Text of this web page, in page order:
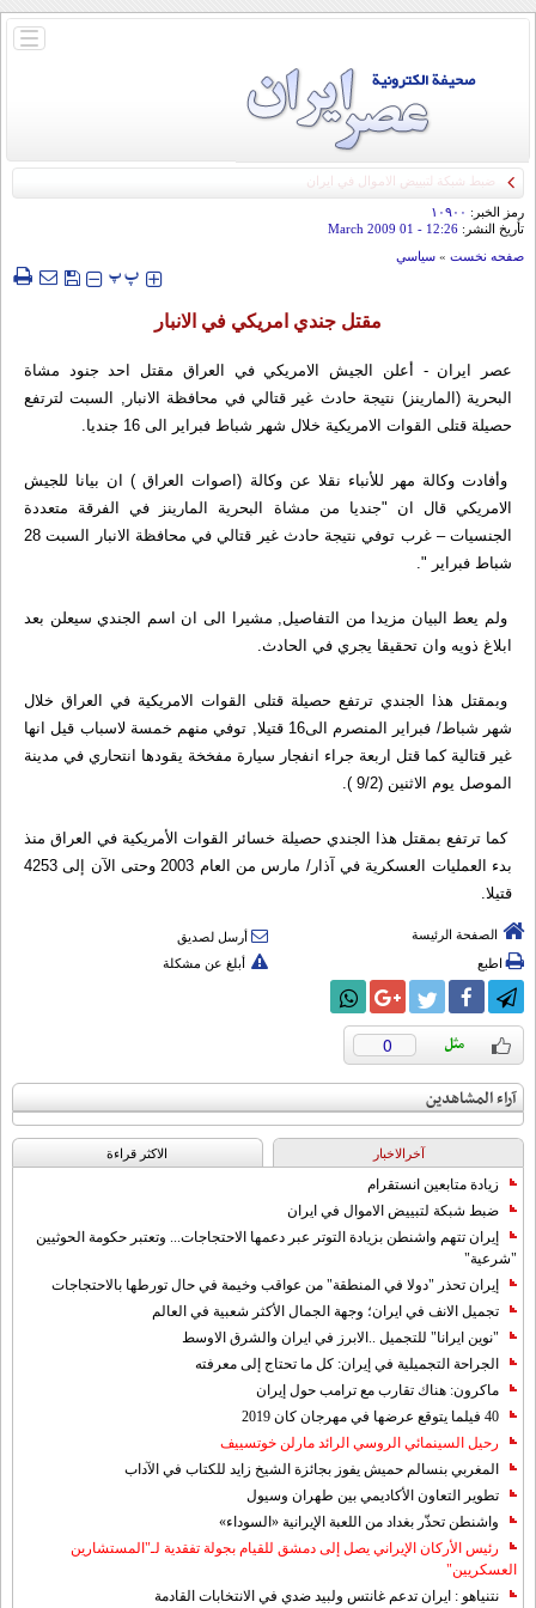
باز
رمز الخبر: ۱۰۹۰۰
تأريخ النشر: 12:26
- 01 March 2009
صفحه نخست » سياسي
‍‍‍ پپ
مقتل جندي امريكي في الانبار
عصر ایران - أعلن الجيش الامريكي في العراق مقتل احد جنود مشاة
البحرية (المارينز) نتيجة حادث غير قتالي في محافظة الانبار, السبت لترتفع
حصيلة قتلى القوات الامريكية خلال شهر شباط فبراير الى 16 جنديا.
وأفادت وكالة مهر للأنباء نقلا عن وكالة (اصوات العراق ) ان بيانا للجيش
الامريكي قال ان "جنديا من مشاة البحرية المارينز في الفرقة متعددة
الجنسيات – غرب توفي نتيجة حادث غير قتالي في محافظة الانبار السبت 28
شباط فبراير ".
ولم يعط البيان مزيدا من التفاصيل, مشيرا الى ان اسم الجندي سيعلن بعد
ابلاغ ذويه وان تحقيقا يجري في الحادث.
وبمقتل هذا الجندي ترتفع حصيلة قتلى القوات الامريكية في العراق خلال
شهر شباط/ فبراير المنصرم الى16 قتيلا, توفي منهم خمسة لاسباب قيل انها
غير قتالية كما قتل اربعة جراء انفجار سيارة مفخخة يقودها انتحاري في مدينة
الموصل يوم الاثنين (9/2 ).
كما ترتفع بمقتل هذا الجندي حصيلة خسائر القوات الأمريكية في العراق منذ
بدء العمليات العسكرية في آذار/ مارس من العام 2003 وحتى الآن إلى 4253
قتيلا.
الصفحة الرئيسة
أرسل لصديق
اطبع
أبلغ عن مشكلة
0
آراء المشاهدين
آخرالاخبار الاکثر قراءة
زيادة متابعين انستقرام
ضبط شبكة لتبييض الاموال في ايران
إيران تتهم واشنطن بزيادة التوتر عبر دعمها الاحتجاجات... وتعتبر حكومة الحوثيين
"شرعية"
إيران تحذر "دولا في المنطقة" من عواقب وخيمة في حال تورطها بالاحتجاجات
تجميل الانف في ايران؛ وجهة الجمال الأكثر شعبية في العالم
"نوين ايرانا" للتجميل ..الابرز في ايران والشرق الاوسط
الجراحة التجميلية في إيران: كل ما تحتاج إلى معرفته
ماكرون: هناك تقارب مع ترامب حول إيران
40 فيلما يتوقع عرضها في مهرجان كان 2019
رحيل السينمائي الروسي الرائد مارلن خوتسييف
المغربي بنسالم حميش يفوز بجائزة الشيخ زايد للكتاب في الآداب
تطوير التعاون الأكاديمي بين طهران وسيول
واشنطن تحذّر بغداد من اللعبة الإيرانية «السوداء»
رئيس الأركان الإيراني يصل إلى دمشق للقيام بجولة تفقدية لـ"المستشارين
العسكريين"
نتنياهو : ايران تدعم غانتس ولبيد ضدي في الانتخابات القادمة